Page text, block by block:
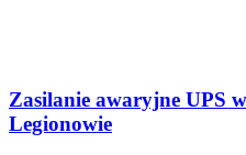
Zasilanie awaryjne UPS
Legionowie